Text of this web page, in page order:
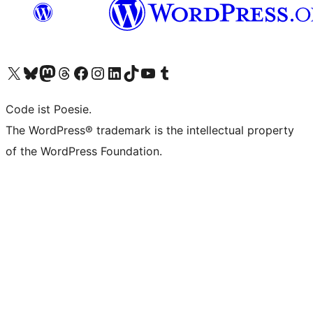
Unser X-Konto (früher Twitter) besuchen
Unser Bluesky-Konto besuchen
Unser Mastodon-Konto besuchen
Unser Threads-Konto besuchen
Unsere Facebook-Seite besuchen
Unser Instagram-Konto besuchen
Unser LinkedIn-Konto besuchen
Unser TikTok-Konto besuchen
Unseren YouTube-Kanal besuchen
Unser Tumblr-Konto besuchen
Code ist Poesie.
The WordPress® trademark is the intellectual property
of the WordPress Foundation.